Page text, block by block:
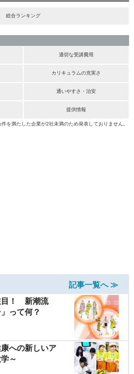
総合ランキング
適切な受講費用
カリキュラムの充実さ
通いやすさ・治安
提供情報
を満たした企業が2社未満のため発表しておりません。
記事一覧へ ≫
目！ 新潮流
って何？
への新しいア
～